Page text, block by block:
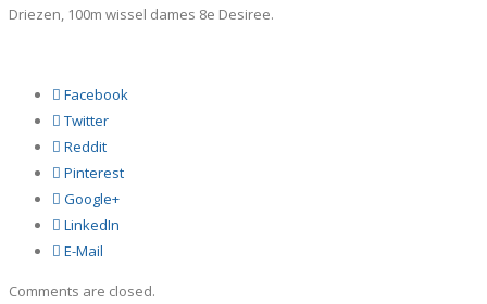
Driezen, 100m wissel dames 8e Desiree.
Facebook
Twitter
Reddit
Pinterest
Google+
LinkedIn
E-Mail
Comments are closed.